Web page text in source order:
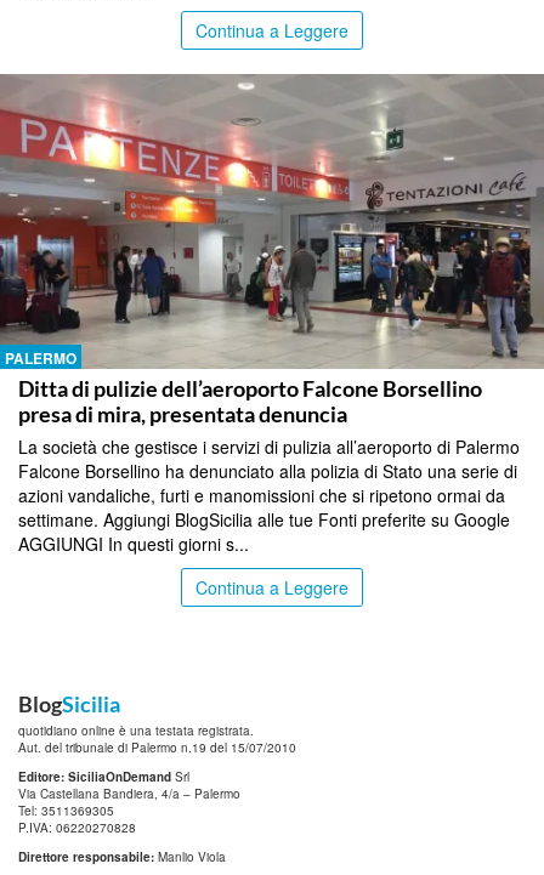
Continua a Leggere
PALERMO
Ditta di pulizie dell’aeroporto Falcone Borsellino
presa di mira, presentata denuncia
La società che gestisce i servizi di pulizia all’aeroporto di Palermo
Falcone Borsellino ha denunciato alla polizia di Stato una serie di
azioni vandaliche, furti e manomissioni che si ripetono ormai da
settimane. Aggiungi BlogSicilia alle tue Fonti preferite su Google
AGGIUNGI In questi giorni s...
Continua a Leggere
BlogSicilia
quotidiano online è una testata registrata.
Aut. del tribunale di Palermo n.19 del 15/07/2010
Editore: SiciliaOnDemand Srl
Via Castellana Bandiera, 4/a – Palermo
Tel: 3511369305
P.IVA: 06220270828
Direttore responsabile: Manlio Viola